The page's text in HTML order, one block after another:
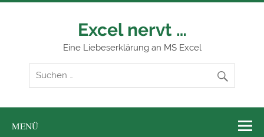
Zum
Excel nervt …
Eine Liebeserklärung an MS Excel
MENÜ